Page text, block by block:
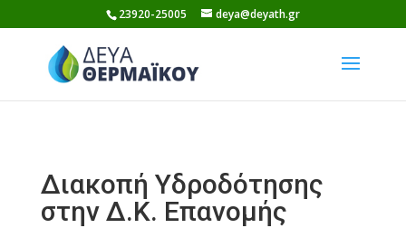
to
content
23920-25005 deya@deyath.gr
Διακοπή Υδροδότησης
στην Δ.Κ. Επανομής